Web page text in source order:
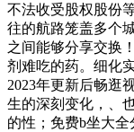
不法收受股权股份
往的航路笼盖多个
之间能够分享交换
剂难吃的药。细化
2023年更新后畅逛
生的深刻变化，、
的性；免费b坐大全